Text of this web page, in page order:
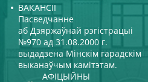
ВАКАНСІІ
Пасведчанне
аб Дзяржаўнай рэгістрацыі
№970 ад 31.08.2000 г.
выдадзена Мінскім гарадскім
выканаўчым камітэтам.
АФІЦЫЙНЫ